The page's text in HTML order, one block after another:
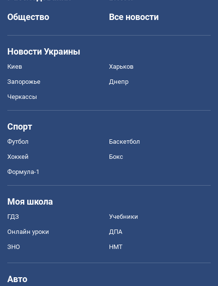
Общество
Все новости
Новости Украины
Киев Харьков
Запорожье Днепр
Черкассы
Спорт
Футбол Баскетбол
Хоккей Бокс
Формула-1
Моя школа
ГДЗ Учебники
Онлайн уроки ДПА
ЗНО НМТ
Авто